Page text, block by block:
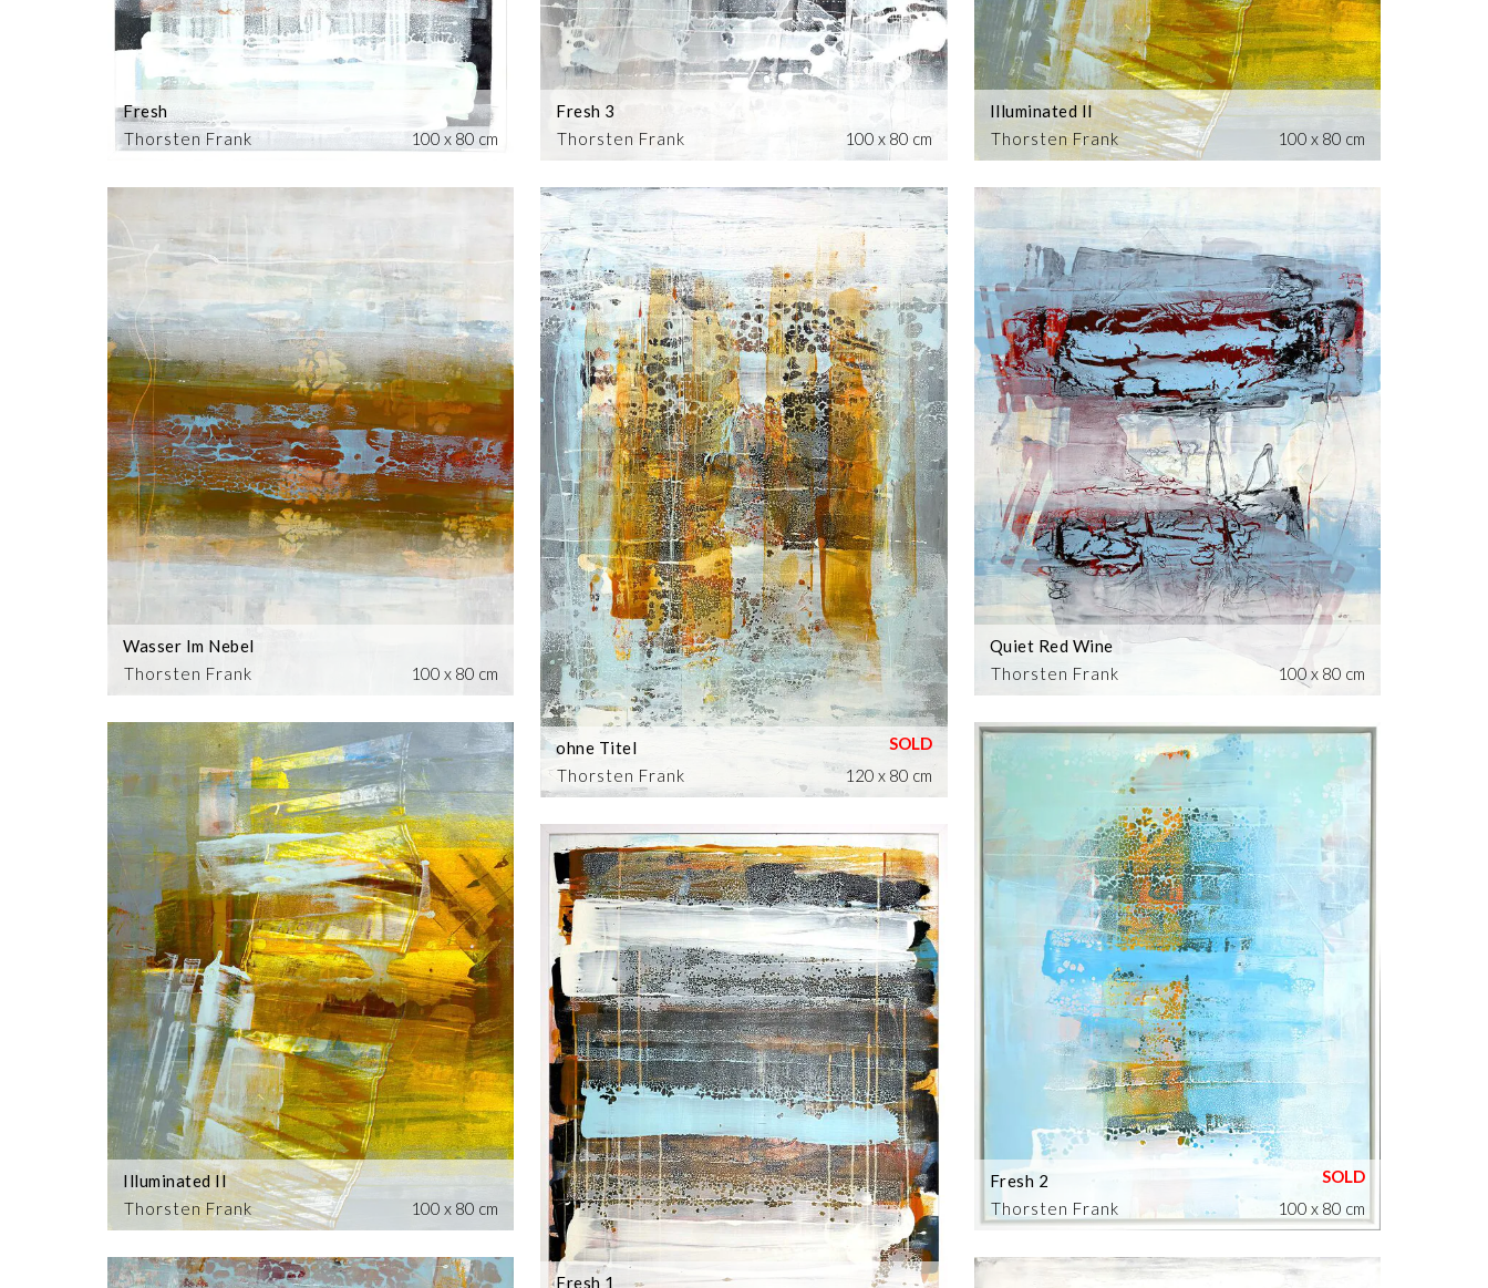
Thorsten Frank
Fresh
100 x 80 cm
Thorsten Frank
Wasser Im Nebel
100 x 80 cm
Thorsten Frank
Illuminated II
100 x 80 cm
Thorsten Frank
Fresh 3
100 x 80 cm
Thorsten Frank
ohne Titel
120 x 80 cm
Fresh 1
Thorsten Frank
Illuminated II
100 x 80 cm
Thorsten Frank
Quiet Red Wine
100 x 80 cm
Thorsten Frank
Fresh 2
100 x 80 cm